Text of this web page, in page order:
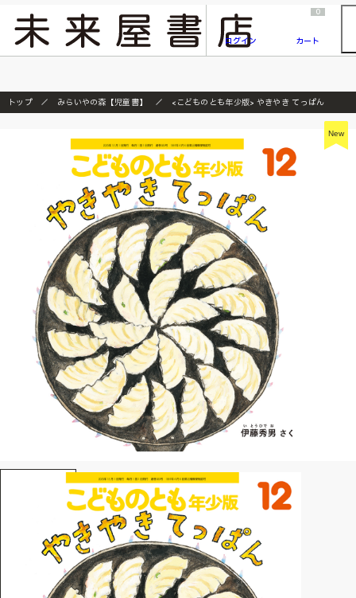
『ONE PIECE magazine 021 ONE PIECEカード付き同梱版』発売延期のご案内
ログイン
0
カート
トップ みらいやの森【児童書】 <こどものとも年少版> やきやき てっぱん
New